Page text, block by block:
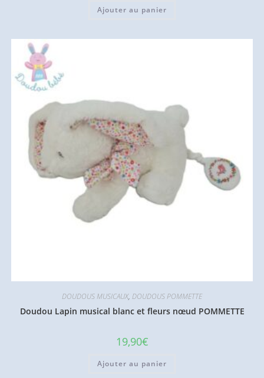
Ajouter au panier
DOUDOUS MUSICAUX, DOUDOUS POMMETTE
Doudou Lapin musical blanc et fleurs nœud POMMETTE
19,90€
Ajouter au panier